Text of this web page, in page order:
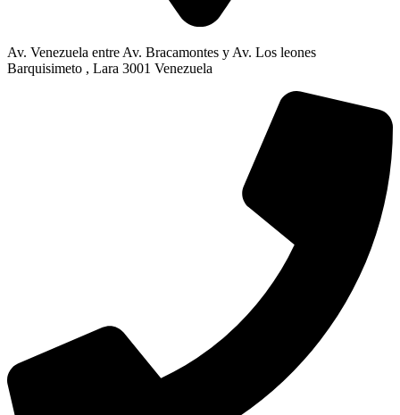
Av. Venezuela entre Av. Bracamontes y Av. Los leones
Barquisimeto , Lara 3001 Venezuela